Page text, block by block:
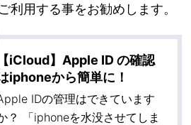
利用する事をお勧めします。
【iCloud】Apple ID の確認
iphoneから簡単に！
IDの管理はできています
？ 「iphoneを水没させてしま